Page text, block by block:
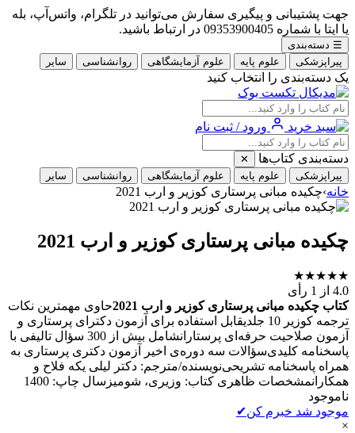
جهت پشتیبانی و پیگیری سفارش می‌توانید در تلگرام، واتس‌آپ، بله
یا ایتا با شماره 09353900405 در ارتباط باشید.
☰ دسته‌بندی
پیراپزشکی
علوم پایه علوم آزمایشگاهی روانشناسی سایر
یک دسته‌بندی را انتخاب کنید
ورود / ثبت نام
دسته‌بندی کتاب‌ها
✕
پیراپزشکی
علوم پایه علوم آزمایشگاهی روانشناسی سایر
خانه›چکیده مبانی پرستاری کوزیر و ارب 2021
چکیده مبانی پرستاری کوزیر و ارب 2021
★
★
★
★
★
4.0 از 1 رأی
کتاب چکیده مبانی پرستاری کوزیر و ارب 2021
حاوی مهمترین نکات
ترجمه کوزیر 10 جلدیقابل استفاده برای آزمون دکترای پرستاری و
آزمون صلاحیت حرفه‌ای پرستارانشامل ﺑﯿﺶ از 300 ﺳﺆال تالیفی ﺑﺎ
پاسخنامه ﮐﻠﯿﺪیﺳﺆاﻻت ﺳﻪ دوره‌ی اﺧﯿﺮ آزﻣﻮن دﮐﺘﺮی ﭘﺮﺳﺘﺎری ﺑﻪ
ﻫﻤﺮاه پاسخنامه ﺗﺸﺮﯾﺤﯽنویسنده/مترجم: دکتر لیلی یکه فلاح و
همکارانمشخصات ظاهری کتاب: وزیری، شومیزسال چاپ: 1400
ناموجود
موجود شد خبرم کن✔
×